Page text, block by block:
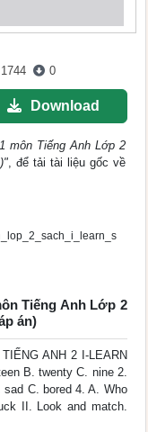
1744 0
Download
môn Tiếng Anh Lớp 2
, để tải tài liệu gốc về
Tiếng Anh Lớp 2
án)
ANH 2 I-LEARN
B. twenty C. nine 2.
C. bored 4. A. Who
II. Look and match.